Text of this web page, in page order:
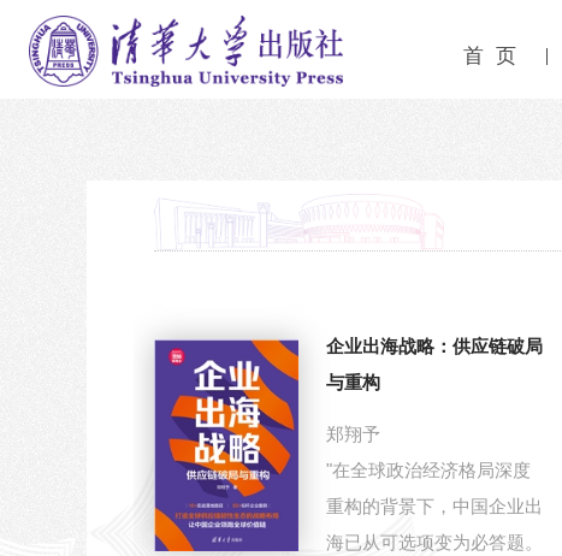
首 页
企业出海战略：供应链破局
与重构
郑翔予
"在全球政治经济格局深度
重构的背景下，中国企业出
海已从可选项变为必答题。